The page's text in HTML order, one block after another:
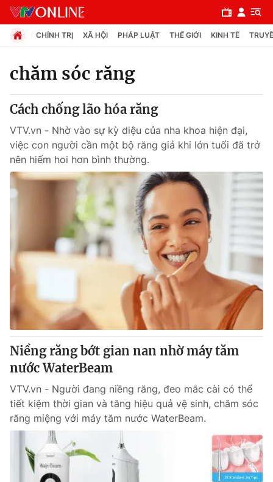
Chuyên mục
Xã hội
Pháp luật
Thế giới
Tin tức
Thế giới đó đây
Câu chuyện quốc tế
Kinh tế
Tài chính
Thị trường
Góc doanh nghiệp
Dữ liệu và đời sống
Truyền hình
Phim VTV
Hậu trường
Nhân vật
Khán giả
Giải trí
Điện ảnh
Âm nhạc
Đời sống
Du lịch
Giáo dục
CHÍNH TRỊ XÃ HỘI PHÁP LUẬT THẾ GIỚI KINH TẾ
chăm sóc răng
Cách chống lão hóa răng
VTV.vn - Nhờ vào sự kỳ diệu của nha khoa hiện đại,
việc con người cần một bộ răng giả khi lớn tuổi đã trở
nên hiếm hoi hơn bình thường.
Niềng răng bớt gian nan nhờ máy tăm
nước WaterBeam
VTV.vn - Người đang niềng răng, đeo mắc cài có thể
tiết kiệm thời gian và tăng hiệu quả vệ sinh, chăm sóc
răng miệng với máy tăm nước WaterBeam.